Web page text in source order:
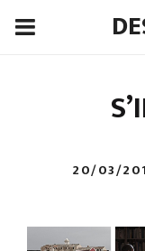
20/03/